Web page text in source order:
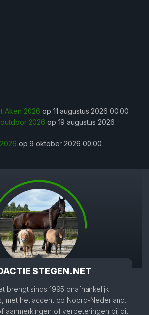
STEGEN.NET
brengt sinds 1995 onafhankelijk
met het accent op Noord-Nederland.
aanmerkingen of verbeteringen bij dit
Aken 2026 op 11 augustus 2026 00:00
2026 op 19 augustus 2026
op 9 oktober 2026 00:00